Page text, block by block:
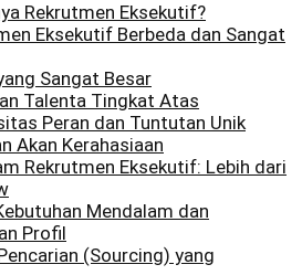
Rekrutmen Eksekutif?
Eksekutif Berbeda dan Sangat
Sangat Besar
Talenta Tingkat Atas
Peran dan Tuntutan Unik
Akan Kerahasiaan
Rekrutmen Eksekutif: Lebih dari
Mendalam dan
Profil
(Sourcing) yang